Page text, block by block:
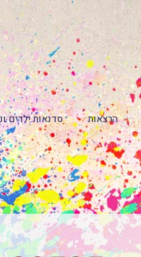
הרצאות סדנאות ילדים